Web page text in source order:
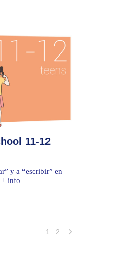
11-12
y a “escribir” en
+ info
1 2